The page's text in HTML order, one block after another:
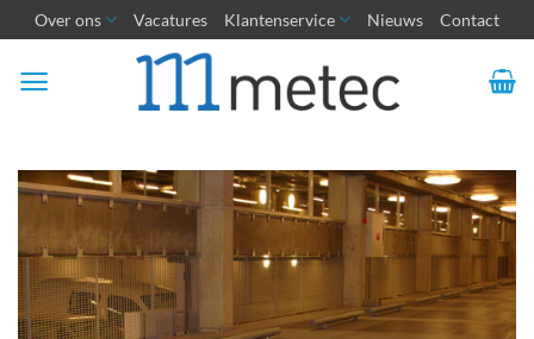
naar
inhoud
Over ons Vacatures Klantenservice Nieuws Contact